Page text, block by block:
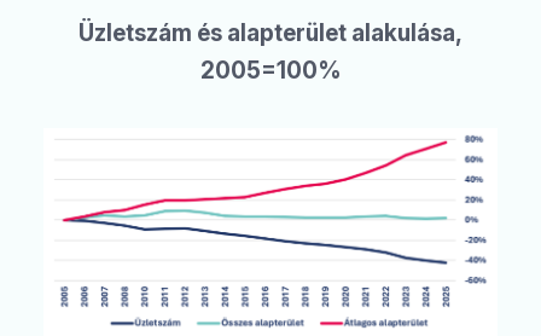
Üzletszám és alapterület alakulása,
2005=100%